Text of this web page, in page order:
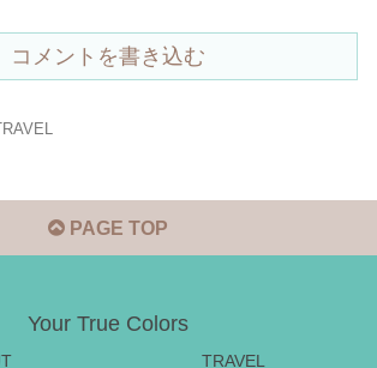
コメントを書き込む
PAGE TOP
Your True Colors
TRAVEL